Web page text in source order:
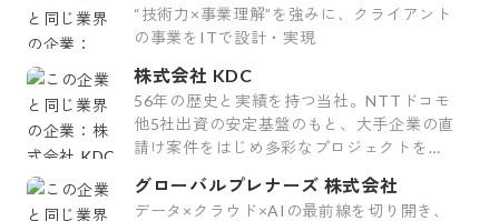
“技術力×事業理解”を強みに、クライアント
の事業をITで設計・実現
株式会社 KDC
56年の歴史と実績を持つ当社。NTTドコモ
他5社出資の安定基盤のもと、大手企業の直
請け案件をはじめ多彩なプロジェクトを手
グローバルプレナーズ 株式会社
データ×クラウド×AIの最前線を切り開き、